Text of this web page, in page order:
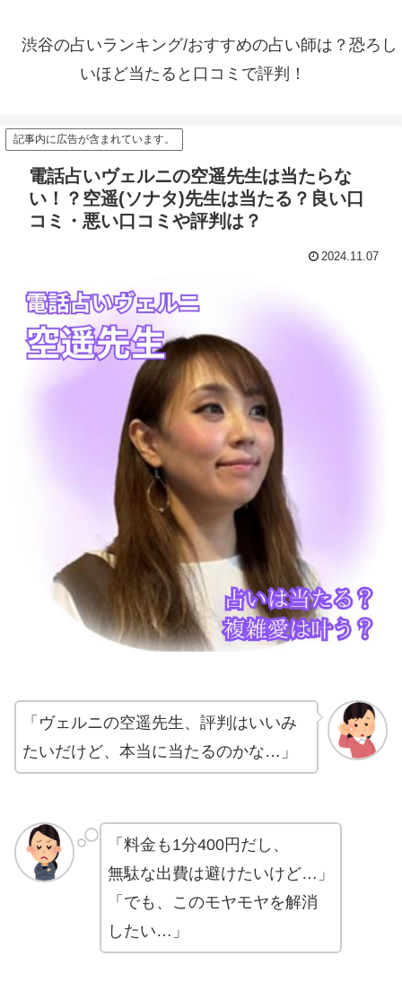
渋谷の占いランキング/おすすめの占い師は？恐ろし
いほど当たると口コミで評判！
記事内に広告が含まれています。
電話占いヴェルニの空遥先生は当たらな
い！？空遥(ソナタ)先生は当たる？良い口
コミ・悪い口コミや評判は？
2024.11.07
「ヴェルニの空遥先生、評判はいいみ
たいだけど、本当に当たるのかな…」
「料金も1分400円だし、
無駄な出費は避けたいけど…」
「でも、このモヤモヤを解消
したい…」